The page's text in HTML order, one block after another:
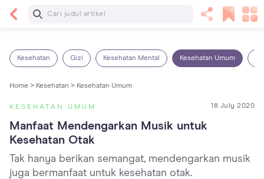
Baca Selanjutnya
Kesehatan Gizi Kesehatan Mental Kesehatan Umum
Home > Kesehatan > Kesehatan Umum
KESEHATAN UMUM 18 July 2020
Manfaat Mendengarkan Musik untuk
Kesehatan Otak
Tak hanya berikan semangat, mendengarkan musik
juga bermanfaat untuk kesehatan otak.